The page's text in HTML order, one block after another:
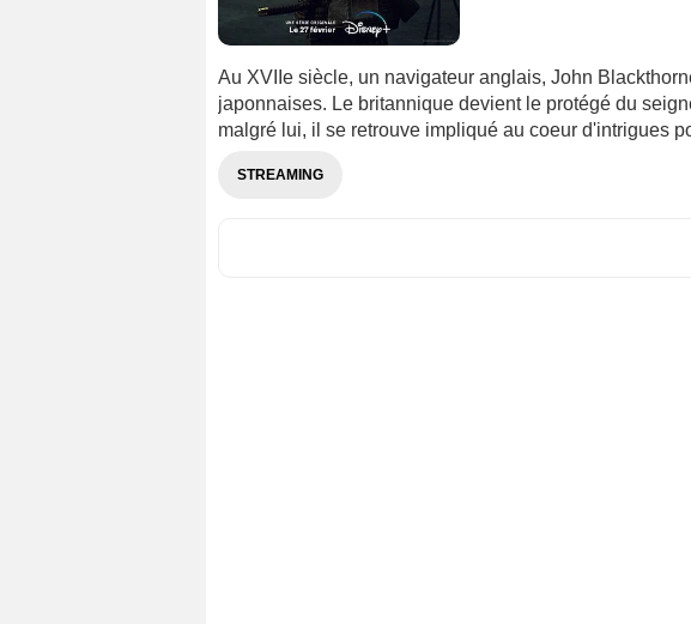
Au XVIIe siècle, un navigateur anglais, John
japonnaises. Le britannique devient le protégé du
malgré lui, il se retrouve impliqué au coeur d'intrigues
STREAMING